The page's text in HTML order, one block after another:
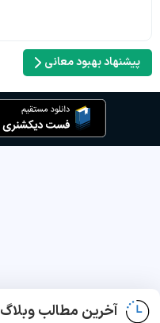
پیشنهاد بهبود معانی
آخرین مطالب وبلاگ